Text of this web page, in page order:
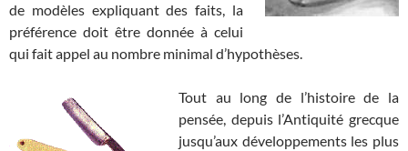
de modèles expliquant des faits, la
préférence doit être donnée à celui
qui fait appel au nombre minimal d’hypothèses.
Tout au long de l’histoire de la
pensée, depuis l’Antiquité grecque
jusqu’aux développements les plus